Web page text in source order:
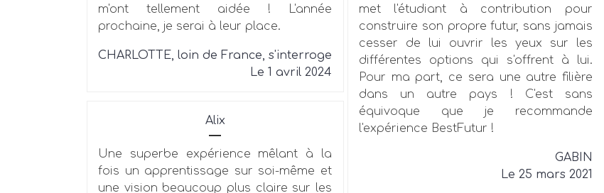
m'ont tellement aidée ! L'année
prochaine, je serai à leur place.
CHARLOTTE, loin de France, s'interroge
Le 1 avril 2024
Alix
Une superbe expérience mêlant à la
fois un apprentissage sur soi-même et
une vision beaucoup plus claire sur les
met l'étudiant à contribution pour
construire son propre futur, sans jamais
cesser de lui ouvrir les yeux sur les
différentes options qui s'offrent à lui.
Pour ma part, ce sera une autre filière
dans un autre pays ! C'est sans
équivoque que je recommande
l'expérience BestFutur !
GABIN
Le 25 mars 2021